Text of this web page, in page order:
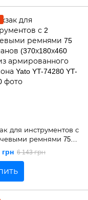
для инструментов с
ремнями 75
(370х180х460 мм)
нейлона
74280
грн 6 143 грн